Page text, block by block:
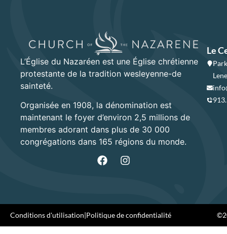
L’Église du Nazaréen est une Église chrétienne
protestante de la tradition wesleyenne-de
sainteté.
Organisée en 1908, la dénomination est
maintenant le foyer d’environ 2,5 millions de
membres adorant dans plus de 30 000
congrégations dans 165 régions du monde.
Le
Conditions d'utilisation|Politique de confidentialité